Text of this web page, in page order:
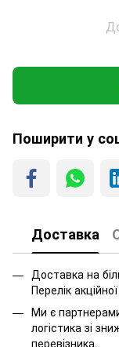
Поширити у
Доставка
Доставка на
Перелік
Ми є
логістика зі
перевізника.